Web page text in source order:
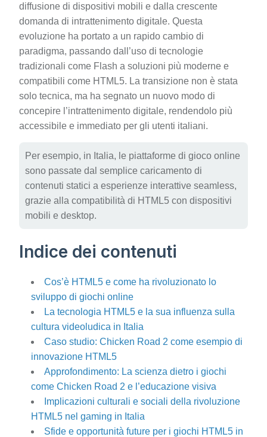
diffusione di dispositivi mobili e dalla crescente
domanda di intrattenimento digitale. Questa
evoluzione ha portato a un rapido cambio di
paradigma, passando dall’uso di tecnologie
tradizionali come Flash a soluzioni più moderne e
compatibili come HTML5. La transizione non è stata
solo tecnica, ma ha segnato un nuovo modo di
concepire l’intrattenimento digitale, rendendolo più
accessibile e immediato per gli utenti italiani.
Per esempio, in Italia, le piattaforme di gioco online
sono passate dal semplice caricamento di
contenuti statici a esperienze interattive seamless,
grazie alla compatibilità di HTML5 con dispositivi
mobili e desktop.
Indice dei contenuti
Cos’è HTML5 e come ha rivoluzionato lo
sviluppo di giochi online
La tecnologia HTML5 e la sua influenza sulla
cultura videoludica in Italia
Caso studio: Chicken Road 2 come esempio di
innovazione HTML5
Approfondimento: La scienza dietro i giochi
come Chicken Road 2 e l’educazione visiva
Implicazioni culturali e sociali della rivoluzione
HTML5 nel gaming in Italia
Sfide e opportunità future per i giochi HTML5 in